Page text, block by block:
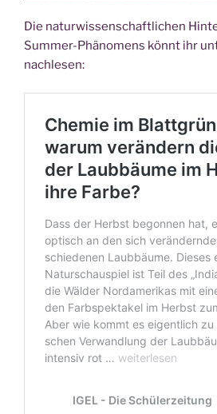
Die natur­wis­sen­schaft­li­chen
Sum­mer-Phä­no­mens könnt ihr
nachlesen: